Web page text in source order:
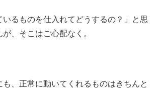
いるものを仕入れてどうするの？」と思
、そこはご心配なく。
も、正常に動いてくれるものはきちんと